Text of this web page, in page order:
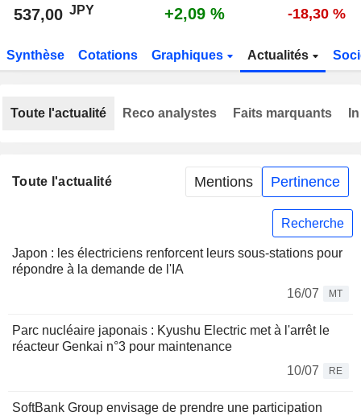
537,00 JPY +2,09 % -18,30 %
Synthèse Cotations Graphiques Actualités
Toute l'actualité Mentions Pertinence
Recherche
Japon : les électriciens renforcent leurs sous-stations pour
répondre à la demande de l'IA
16/07
MT
Parc nucléaire japonais : Kyushu Electric met à l'arrêt le
réacteur Genkai n°3 pour maintenance
10/07
RE
SoftBank Group envisage de prendre une participation
Toute l'actualité Reco analystes Faits marquants